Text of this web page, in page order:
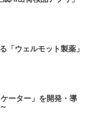
「ウェルモット製薬」
ーター」を開発・導